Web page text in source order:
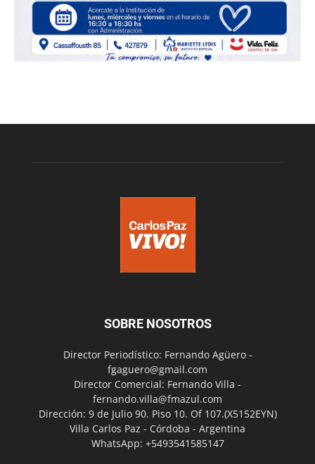
SOBRE NOSOTROS
Director Periodístico: Fernando Agüero -
fgaguero@gmail.com
Director Comercial: Fernando Villa -
fernando.villa@fmazul.com
Dirección: 9 de Julio 90. Piso 10. Of 107.(X5152EYN)
Villa Carlos Paz - Córdoba - Argentina
WhatsApp: +5493541585147